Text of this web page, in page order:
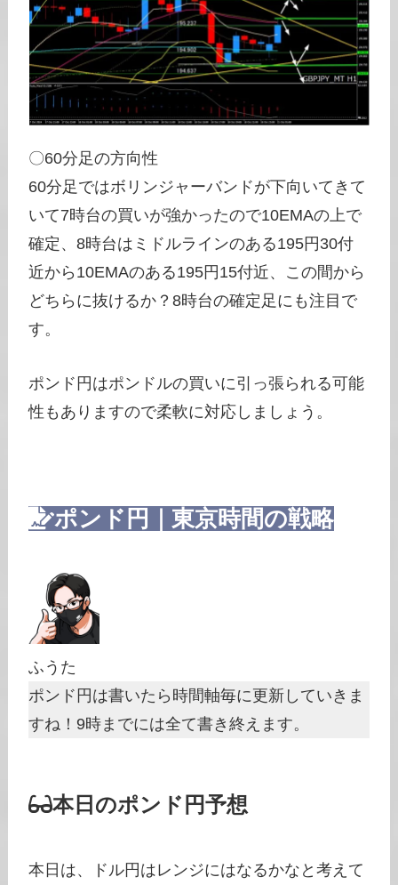
〇60分足の方向性
60分足ではボリンジャーバンドが下向いてきて
いて7時台の買いが強かったので10EMAの上で
確定、8時台はミドルラインのある195円30付
近から10EMAのある195円15付近、この間から
どちらに抜けるか？8時台の確定足にも注目で
す。
ポンド円はポンドルの買いに引っ張られる可能
性もありますので柔軟に対応しましょう。
ポンド円｜東京時間の戦略
ふうた
ポンド円は書いたら時間軸毎に更新していきま
すね！9時までには全て書き終えます。
本日のポンド円予想
本日は、ドル円はレンジにはなるかなと考えて